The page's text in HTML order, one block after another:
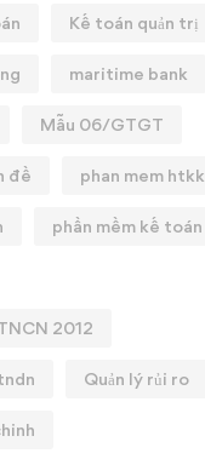
Kế toán quản trị
maritime bank
Mẫu 06/GTGT
đề phan mem htkk
phần mềm kế toán
2012
Quản lý rủi ro